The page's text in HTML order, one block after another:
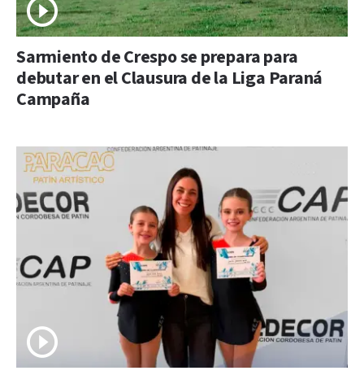
Sarmiento de Crespo se prepara para
debutar en el Clausura de la Liga Paraná
Campaña